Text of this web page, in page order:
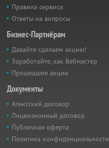
Правила сервиса
Ответы на вопросы
Бизнес-Партнёрам
Давайте сделаем акцию!
Заработайте, как Вебмастер
Прошедшие акции
Документы
Агентский договор
Лицензионный договор
Публичная оферта
Политика конфиденциальности